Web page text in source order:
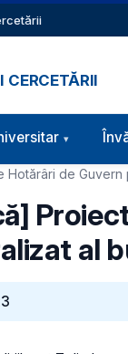
CERCETĂRII
de
al